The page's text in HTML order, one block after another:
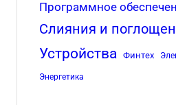
Программное
Слияния и
Устройства
Финтех
Энергетика